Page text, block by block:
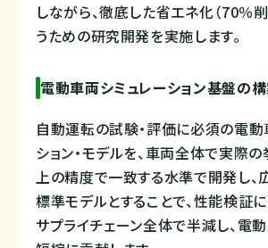
しながら、徹底した省エネ化（70％
うための研究開発を実施します。
電動車両シミュレーション基盤の
自動運転の試験・評価に必須の電動
ション・モデルを、車両全体で実際
上の精度で一致する水準で開発し、
標準モデルとすることで、性能検証
サプライチェーン全体で半減し、電